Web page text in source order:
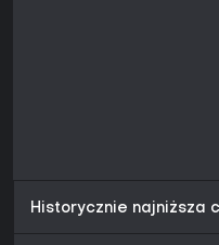
Historycznie najniższa